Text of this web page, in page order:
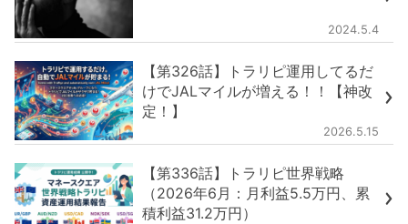
2024.5.4
【第326話】トラリピ運用してるだ
けでJALマイルが増える！！【神改
定！】
2026.5.15
【第336話】トラリピ世界戦略
（2026年6月：月利益5.5万円、累
積利益31.2万円）